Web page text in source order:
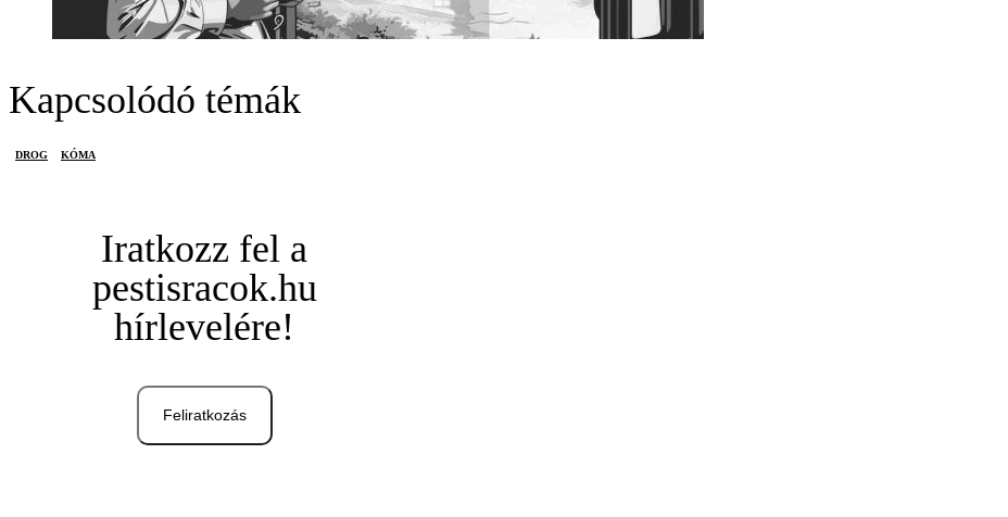
Kapcsolódó témák
DROG KÓMA
Iratkozz fel a
pestisracok.hu
hírlevelére!
Feliratkozás